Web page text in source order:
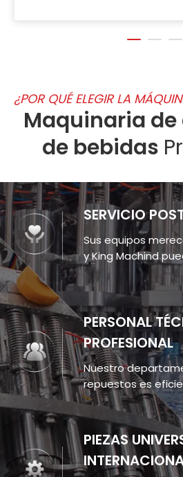
¿POR QUÉ ELEGIR LA
Maquinaria
de bebidas
SERVICIO
Sus equipos
y King Machind
cualquier tipo de
PERSONAL
PROFESIONAL
Nuestro
repuestos es
que disponemos
PIEZAS